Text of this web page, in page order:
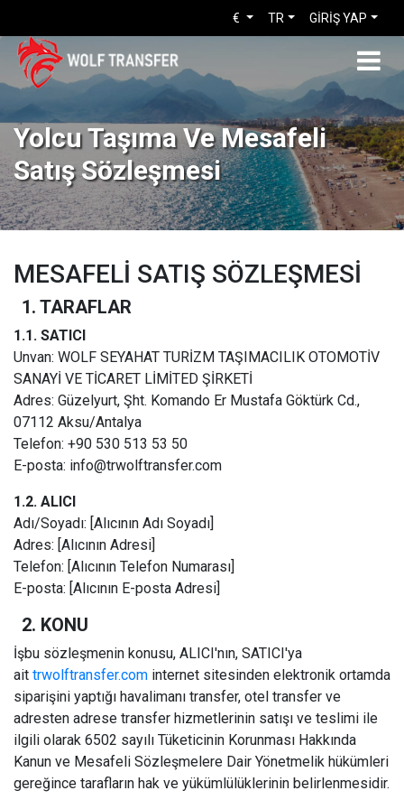
GİRİŞ YAP
TR
€
Yolcu Taşıma Ve Mesafeli
Satış Sözleşmesi
MESAFELİ SATIŞ SÖZLEŞMESİ
1. TARAFLAR
1.1. SATICI
Unvan: WOLF SEYAHAT TURİZM TAŞIMACILIK OTOMOTİV
SANAYİ VE TİCARET LİMİTED ŞİRKETİ
Adres: Güzelyurt, Şht. Komando Er Mustafa Göktürk Cd.,
07112 Aksu/Antalya
Telefon: +90 530 513 53 50
E-posta: info@trwolftransfer.com
1.2. ALICI
Adı/Soyadı: [Alıcının Adı Soyadı]
Adres: [Alıcının Adresi]
Telefon: [Alıcının Telefon Numarası]
E-posta: [Alıcının E-posta Adresi]
2. KONU
İşbu sözleşmenin konusu, ALICI'nın, SATICI'ya
ait trwolftransfer.com internet sitesinden elektronik ortamda
siparişini yaptığı havalimanı transfer, otel transfer ve
adresten adrese transfer hizmetlerinin satışı ve teslimi ile
ilgili olarak 6502 sayılı Tüketicinin Korunması Hakkında
Kanun ve Mesafeli Sözleşmelere Dair Yönetmelik hükümleri
gereğince tarafların hak ve yükümlülüklerinin belirlenmesidir.